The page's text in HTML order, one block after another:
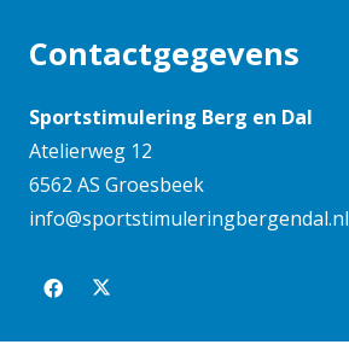
september 2023
juni 2023
mei 2023
april 2023
maart 2023
januari 2023
december 2022
Contactgegevens
Sportstimulering Berg en Dal
Atelierweg 12
6562 AS Groesbeek
info@sportstimuleringbergendal.nl